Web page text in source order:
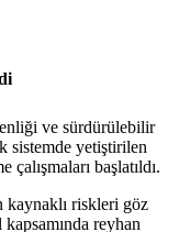
ve sürdürülebilir
sistemde yetiştirilen
başlatıldı.
kaynaklı riskleri göz
reyhan